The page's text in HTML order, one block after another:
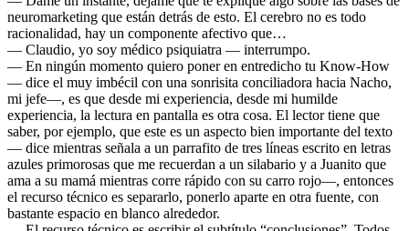
neuromarketing que están detrás de esto. El cerebro no es todo
racionalidad, hay un componente afectivo que…
— Claudio, yo soy médico psiquiatra — interrumpo.
— En ningún momento quiero poner en entredicho tu Know-How
— dice el muy imbécil con una sonrisita conciliadora hacia Nacho,
mi jefe—, es que desde mi experiencia, desde mi humilde
experiencia, la lectura en pantalla es otra cosa. El lector tiene que
saber, por ejemplo, que este es un aspecto bien importante del texto
— dice mientras señala a un parrafito de tres líneas escrito en letras
azules primorosas que me recuerdan a un silabario y a Juanito que
ama a su mamá mientras corre rápido con su carro rojo—, entonces
el recurso técnico es separarlo, ponerlo aparte en otra fuente, con
bastante espacio en blanco alrededor.